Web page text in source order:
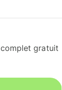
gratuit